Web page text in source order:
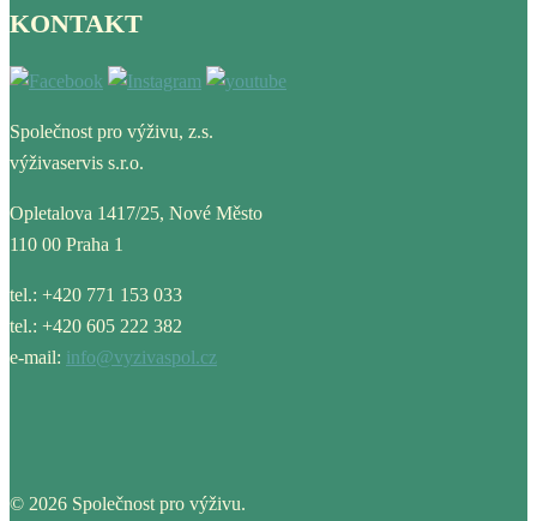
KONTAKT
Společnost pro výživu, z.s.
výživaservis s.r.o.
Opletalova 1417/25, Nové Město
110 00 Praha 1
tel.: +420 771 153 033
tel.: +420 605 222 382
e-mail: info@vyzivaspol.cz
© 2026 Společnost pro výživu.